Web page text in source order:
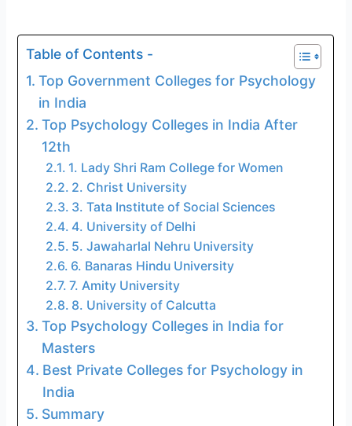
Table of Contents -
Top Government Colleges for Psychology
in India
Top Psychology Colleges in India After
12th
1. Lady Shri Ram College for Women
2. Christ University
3. Tata Institute of Social Sciences
4. University of Delhi
5. Jawaharlal Nehru University
6. Banaras Hindu University
7. Amity University
8. University of Calcutta
Top Psychology Colleges in India for
Masters
Best Private Colleges for Psychology in
India
Summary